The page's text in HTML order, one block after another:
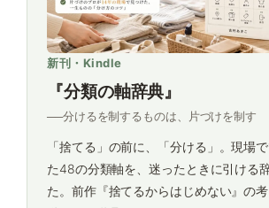
新刊・Kindle
『分類の軸辞典』
──分けるを制するものは、片づけを制す
「捨てる」の前に、「分ける」。現場
た48の分類軸を、迷ったときに引ける
た。前作『捨てるからはじめない』の